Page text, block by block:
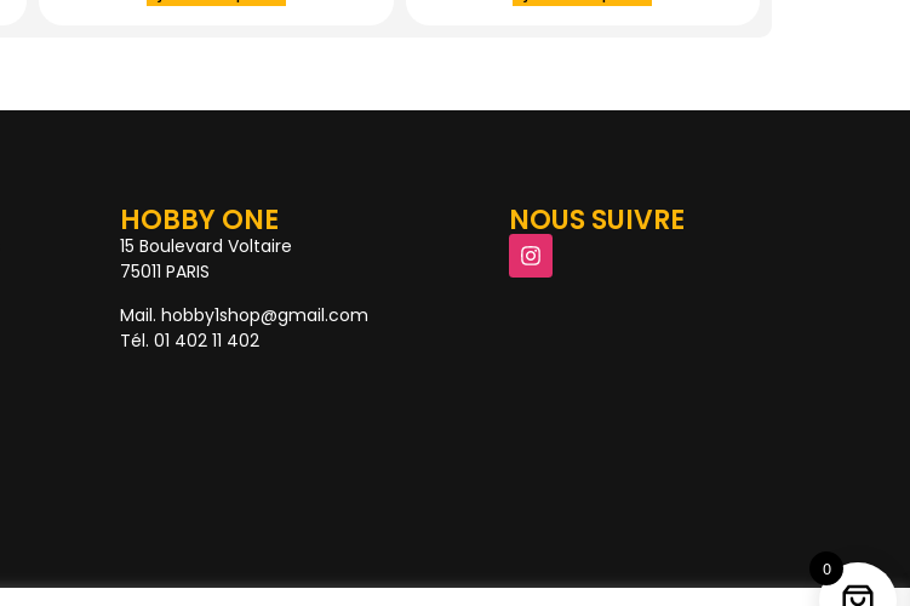
HOBBY ONE
15 Boulevard Voltaire
75011 PARIS
Mail. hobby1shop@gmail.com
Tél. 01 402 11 402
NOUS SUIVRE
0